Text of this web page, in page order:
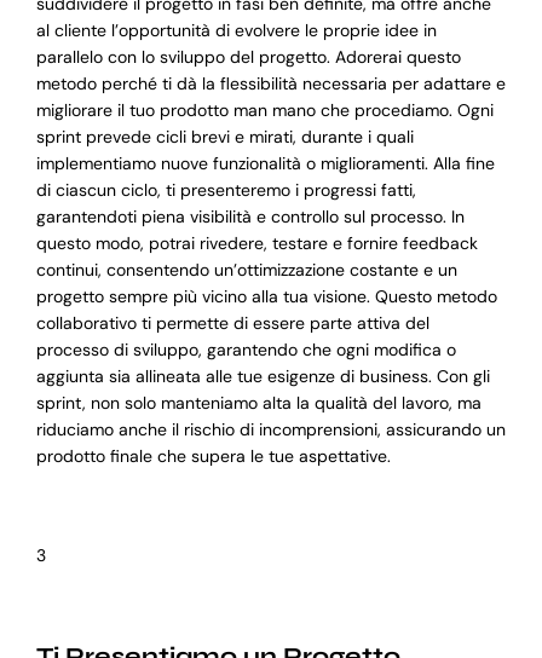
al cliente l’opportunità di evolvere le proprie idee in
parallelo con lo sviluppo del progetto. Adorerai questo
metodo perché ti dà la flessibilità necessaria per adattare e
migliorare il tuo prodotto man mano che procediamo. Ogni
sprint prevede cicli brevi e mirati, durante i quali
implementiamo nuove funzionalità o miglioramenti. Alla fine
di ciascun ciclo, ti presenteremo i progressi fatti,
garantendoti piena visibilità e controllo sul processo. In
questo modo, potrai rivedere, testare e fornire feedback
continui, consentendo un’ottimizzazione costante e un
progetto sempre più vicino alla tua visione. Questo metodo
collaborativo ti permette di essere parte attiva del
processo di sviluppo, garantendo che ogni modifica o
aggiunta sia allineata alle tue esigenze di business. Con gli
sprint, non solo manteniamo alta la qualità del lavoro, ma
riduciamo anche il rischio di incomprensioni, assicurando un
prodotto finale che supera le tue aspettative.
3